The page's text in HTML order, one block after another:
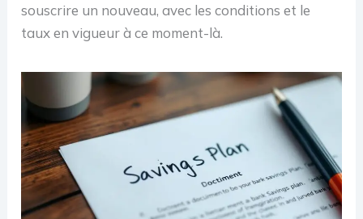
souscrire un nouveau, avec les conditions et le
taux en vigueur à ce moment-là.